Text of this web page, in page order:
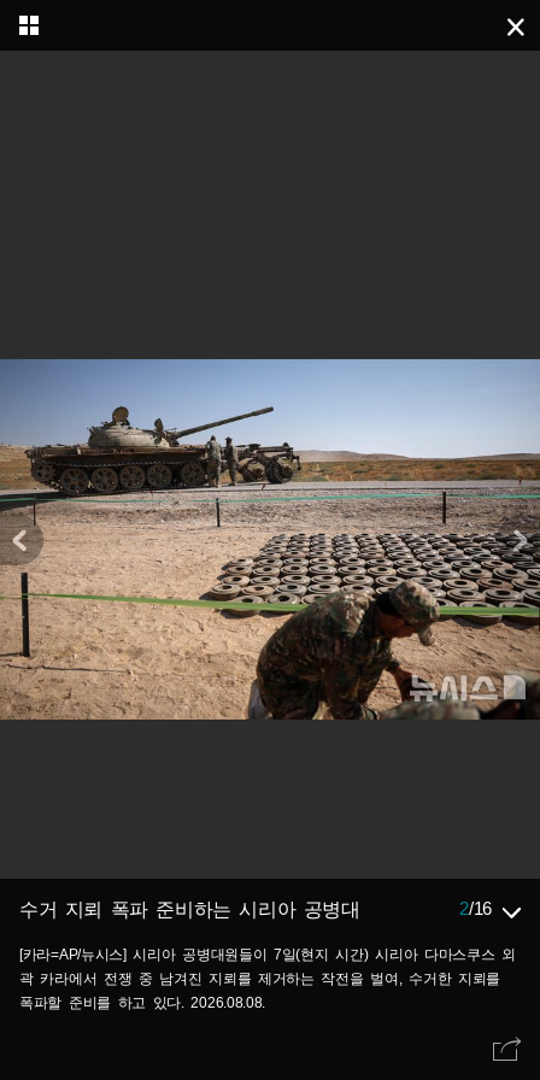
수거 지뢰 폭파 준비하는 시리아 공병대 2/16
[카라=AP/뉴시스] 시리아 공병대원들이 7일(현지 시간) 시리아 다마스쿠스 외
곽 카라에서 전쟁 중 남겨진 지뢰를 제거하는 작전을 벌여, 수거한 지뢰를
폭파할 준비를 하고 있다. 2026.08.08.